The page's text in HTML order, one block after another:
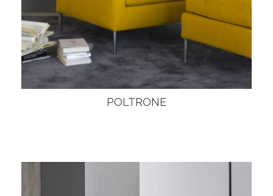
POLTRONE